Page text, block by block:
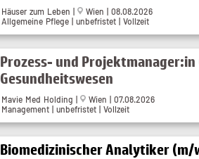
Häuser zum Leben |
Wien | 08.08.2026
Allgemeine Pflege | unbefristet | Vollzeit
Prozess- und
Gesundheitswesen
Mavie Med Holding |
Wien | 07.08.2026
Management | unbefristet | Vollzeit
Biomedizinischer Analytiker (m/